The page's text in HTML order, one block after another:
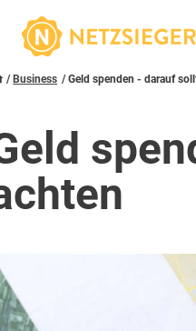
Business Geld spenden - darauf